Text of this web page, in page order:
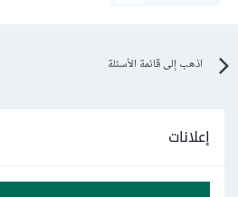
اذهب إلى قائمة الأسئلة
إعلانات